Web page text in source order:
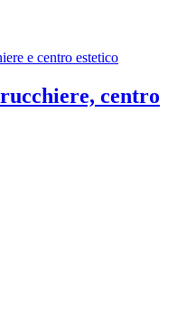
centro